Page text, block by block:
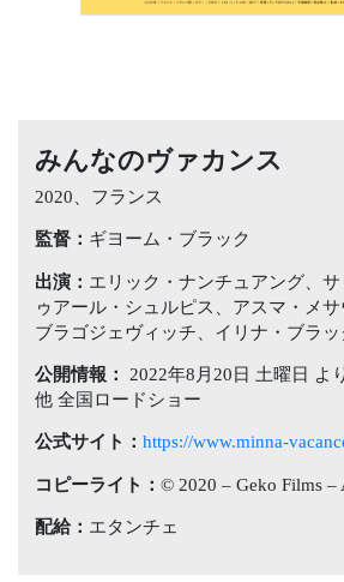
みんなのヴァカンス
2020、フランス
監督： ギヨーム・ブラック
出演： エリック・ナンチュアング、
ゥアール・シュルピス、アスマ・メサ
ブラゴジェヴィッチ、イリナ・ブラ
公開情報：
2022年8月20日 土曜日 よ
他 全国ロードショー
公式サイト：https://www.minna-
コピーライト：© 2020 – Geko Films –
配給： エタンチェ